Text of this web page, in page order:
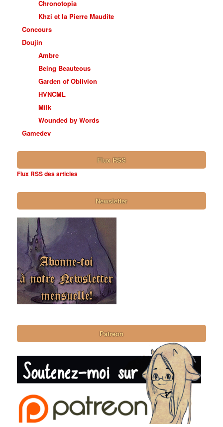
Chronotopia
Khzi et la Pierre Maudite
Concours
Doujin
Ambre
Being Beauteous
Garden of Oblivion
HVNCML
Milk
Wounded by Words
Gamedev
Flux RSS
Flux RSS des articles
Newsletter
Patreon